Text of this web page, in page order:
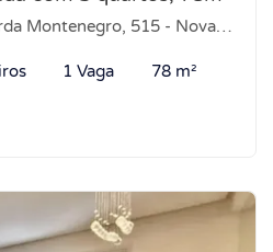
515 - Nova Parnamirim, Parnamirim-RN
1 Vaga 78 m²